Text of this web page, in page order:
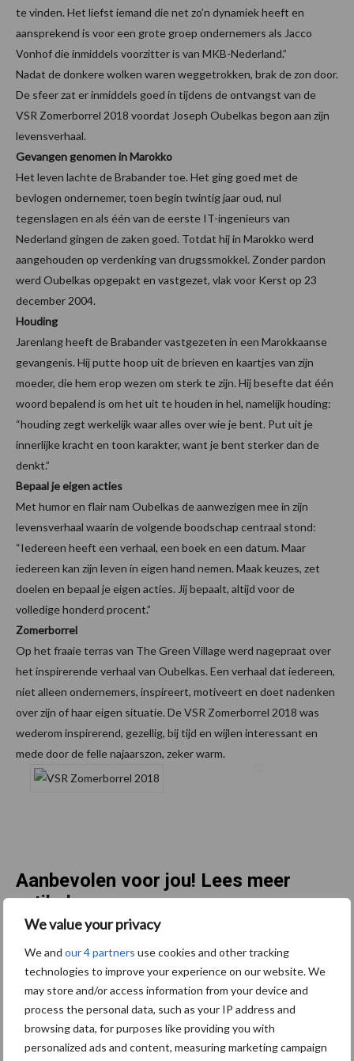
We value your privacy
We and our 4 partners use cookies and other tracking
technologies to improve your experience on our website. We
may store and/or access information from your device and
process the personal data, such as your IP address and
browsing data, for purposes like providing you with
personalized ads and content, measuring marketing campaign
te vinden. Het liefst iemand die net zo’n dynamiek heeft en
aansprekend is voor een grote groep ondernemers als Jacco
Vonhof die inmiddels voorzitter is van MKB-Nederland.”
Nadat de donkere wolken waren weggetrokken, brak de zon door.
De sfeer zat er inmiddels goed in tijdens de ontvangst van de
VSR Zomerborrel 2018 voordat Joseph Oubelkas begon aan zijn
levensverhaal.
Gevangen genomen in Marokko
Het leven lachte de Brabander toe. Het ging goed met de
bevlogen ondernemer, toen begin twintig jaar oud, nul
tegenslagen en als één van de eerste IT-ingenieurs van
Nederland gingen de zaken goed. Totdat hij in Marokko werd
aangehouden op verdenking van drugssmokkel. Zonder pardon
werd Oubelkas opgepakt en vastgezet, vlak voor Kerst op 23
december 2004.
Houding
Jarenlang heeft de Brabander vastgezeten in een Marokkaanse
gevangenis. Hij putte hoop uit de brieven en kaartjes van zijn
moeder, die hem erop wezen om sterk te zijn. Hij besefte dat één
woord bepalend is om het uit te houden in hel, namelijk houding:
“houding zegt werkelijk waar alles over wie je bent. Put uit je
innerlijke kracht en toon karakter, want je bent sterker dan de
denkt.”
Bepaal je eigen acties
Met humor en flair nam Oubelkas de aanwezigen mee in zijn
levensverhaal waarin de volgende boodschap centraal stond:
“Iedereen heeft een verhaal, een boek en een datum. Maar
iedereen kan zijn leven in eigen hand nemen. Maak keuzes, zet
doelen en bepaal je eigen acties. Jij bepaalt, altijd voor de
volledige honderd procent.”
Zomerborrel
Op het fraaie terras van The Green Village werd nagepraat over
het inspirerende verhaal van Oubelkas. Een verhaal dat iedereen,
niet alleen ondernemers, inspireert, motiveert en doet nadenken
over zijn of haar eigen situatie. De VSR Zomerborrel 2018 was
wederom inspirerend, gezellig, bij tijd en wijlen interessant en
mede door de felle najaarszon, zeker warm.
Aanbevolen voor jou! Lees meer
artikelen
Van onze partner The Legal
Company
Wat zijn mijn juridische
verplichtingen bij
duurzaamheidsrapportages
(ESG en CSRD)?